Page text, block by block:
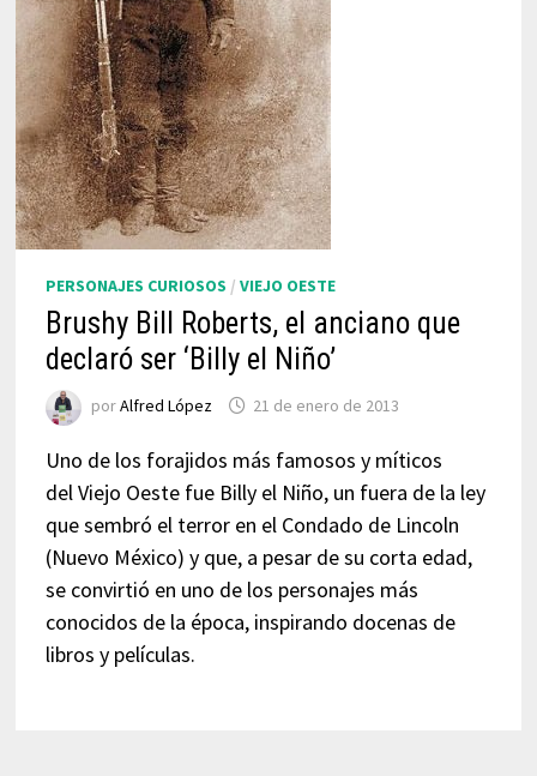
PERSONAJES CURIOSOS / VIEJO OESTE
Brushy Bill Roberts, el anciano que
declaró ser ‘Billy el Niño’
porAlfred López 21 de enero de 2013
Uno de los forajidos más famosos y míticos
del Viejo Oeste fue Billy el Niño, un fuera de la ley
que sembró el terror en el Condado de Lincoln
(Nuevo México) y que, a pesar de su corta edad,
se convirtió en uno de los personajes más
conocidos de la época, inspirando docenas de
libros y películas.